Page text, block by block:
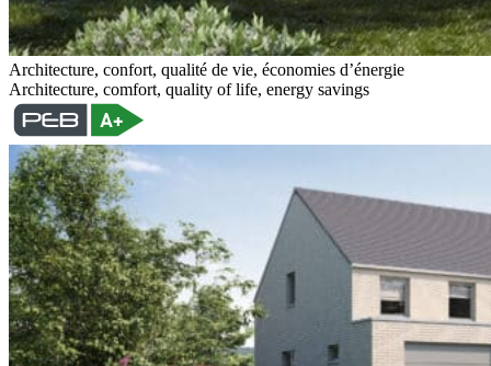
Architecture, confort, qualité de vie, économies d’énergie
Architecture, comfort, quality of life, energy savings